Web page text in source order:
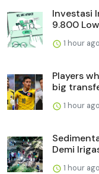
Investasi
9.800
1 hour ago
Players
big
1 hour ago
Demi
1 hour ago